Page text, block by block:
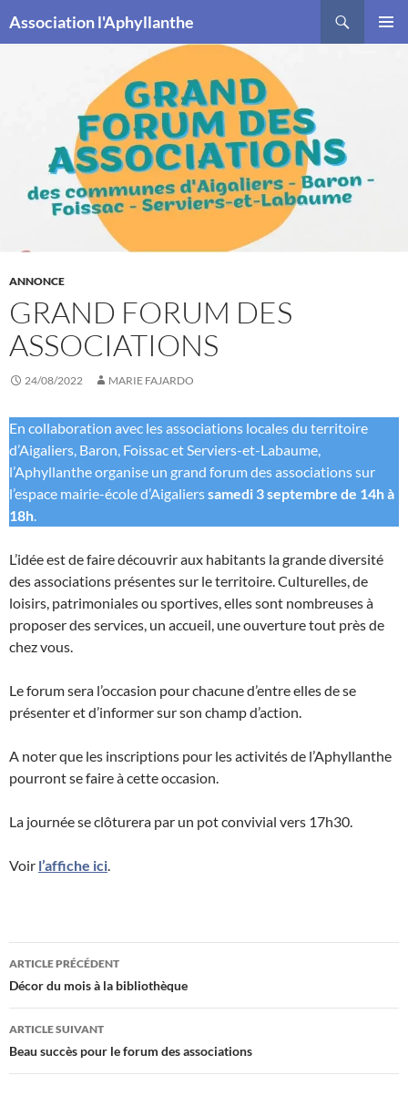
Association l'Aphyllanthe
ANNONCE
GRAND FORUM DES
ASSOCIATIONS
24/08/2022 MARIE FAJARDO
En collaboration avec les associations locales du territoire
d’Aigaliers, Baron, Foissac et Serviers-et-Labaume,
l’Aphyllanthe organise un grand forum des associations sur
l’espace mairie-école d’Aigalierssamedi 3 septembre de 14h à
18h.
L’idée est de faire découvrir aux habitants la grande diversité
des associations présentes sur le territoire. Culturelles, de
loisirs, patrimoniales ou sportives, elles sont nombreuses à
proposer des services, un accueil, une ouverture tout près de
chez vous.
Le forum sera l’occasion pour chacune d’entre elles de se
présenter et d’informer sur son champ d’action.
A noter que les inscriptions pour les activités de l’Aphyllanthe
pourront se faire à cette occasion.
La journée se clôturera par un pot convivial vers 17h30.
Voir l’affiche ici.
Navigation
des
articles
ARTICLE PRÉCÉDENT
Décor du mois à la bibliothèque
ARTICLE SUIVANT
Beau succès pour le forum des associations